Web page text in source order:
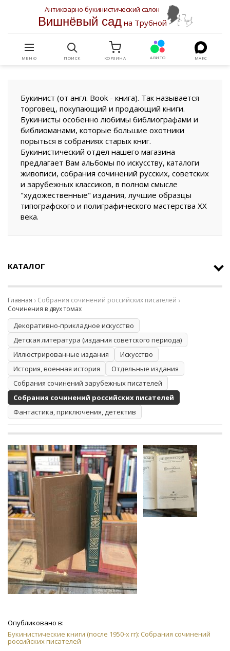
Антикварно-букинистический салон
Вишнёвый садна Трубной
МЕНЮ ПОИСК КОРЗИНА АВИТО МАКС
Букинист (от англ. Book - книга). Так называется
торговец, покупающий и продающий книги.
Букинисты особенно любимы библиографами и
библиоманами, которые большие охотники
порыться в собраниях старых книг.
Букинистический отдел нашего магазина
предлагает Вам альбомы по искусству, каталоги
живописи, собрания сочинений русских, советских
и зарубежных классиков, в полном смысле
"художественные" издания, лучшие образцы
типографского и полиграфического мастерства XX
века.
КАТАЛОГ
Главная
Собрания сочинений российских писателей
Сочинения в двух томах
Декоративно-прикладное искусство
Детская литература (издания советского периода)
Иллюстрированные издания
Искусство
История, военная история
Отдельные издания
Собрания сочинений зарубежных писателей
Собрания сочинений российских писателей
Фантастика, приключения, детектив
Опубликовано в:
Букинистические книги (после 1950-х гг): Собрания сочинений
российских писателей